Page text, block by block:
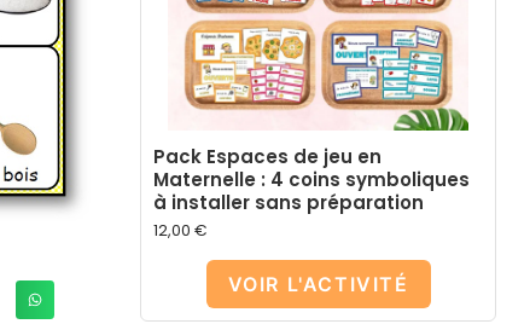
Pack Espaces de jeu en
Maternelle : 4 coins symboliques
à installer sans préparation
12,00 €
VOIR L'ACTIVITÉ